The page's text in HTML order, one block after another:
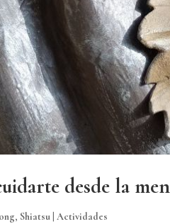
desde la
, Shiatsu Actividades